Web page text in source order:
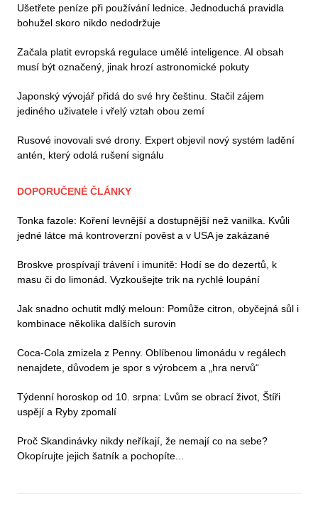
Ušetřete peníze při používání lednice. Jednoduchá pravidla
bohužel skoro nikdo nedodržuje
Začala platit evropská regulace umělé inteligence. AI obsah
musí být označený, jinak hrozí astronomické pokuty
Japonský vývojář přidá do své hry češtinu. Stačil zájem
jediného uživatele i vřelý vztah obou zemí
Rusové inovovali své drony. Expert objevil nový systém ladění
antén, který odolá rušení signálu
DOPORUČENÉ ČLÁNKY
Tonka fazole: Koření levnější a dostupnější než vanilka. Kvůli
jedné látce má kontroverzní pověst a v USA je zakázané
Broskve prospívají trávení i imunitě: Hodí se do dezertů, k
masu či do limonád. Vyzkoušejte trik na rychlé loupání
Jak snadno ochutit mdlý meloun: Pomůže citron, obyčejná sůl i
kombinace několika dalších surovin
Coca-Cola zmizela z Penny. Oblíbenou limonádu v regálech
nenajdete, důvodem je spor s výrobcem a „hra nervů“
Týdenní horoskop od 10. srpna: Lvům se obrací život, Štíři
uspějí a Ryby zpomalí
Proč Skandinávky nikdy neříkají, že nemají co na sebe?
Okopírujte jejich šatník a pochopíte...